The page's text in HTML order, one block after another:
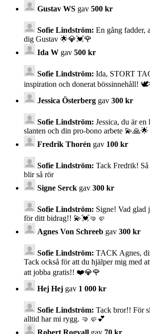
Gustav WS gav 500 kr
Sofie Lindström: En gång fadder,
dig Gustav 🌟💎💓🌹
Ida W gav 500 kr
Sofie Lindström: Ida, STORT
inspiration och donerat bössinnehåll!
Jessica Österberg gav 300 kr
Sofie Lindström: Jessica, du är
slanten och din pro-bono arbete 💫🙏🌟
Fredrik Thorén gav 100 kr
Sofie Lindström: Tack Fredrik!
blir så rör
Signe Serck gav 300 kr
Sofie Lindström: Signe! Vad glad
för ditt bidrag!! 💫💓🤜🤛
Agnes Von Schreeb gav 300 kr
Sofie Lindström: TACK Agnes,
Tack också för att du hjälper mig med
att jobba gratis!! ❤️💎🌹
Hej Hej gav 1 000 kr
Sofie Lindström: Tack bror!! För
alltid har mi rygg. 🤜🤛💕
Robert Rogvall gav 70 kr